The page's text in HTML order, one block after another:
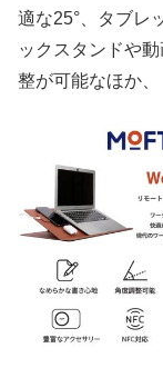
適な25°、タブレ
ックスタンドや
整が可能なほか、